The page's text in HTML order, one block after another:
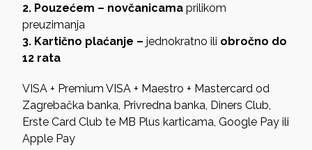
2. Pouzećem – novčanicamaprilikom
preuzimanja
3. Kartično plaćanje –jednokratno ili obročno do
12 rata
VISA + Premium VISA + Maestro + Mastercard od
Zagrebačka banka, Privredna banka, Diners Club,
Erste Card Club te MB Plus karticama, Google Pay ili
Apple Pay